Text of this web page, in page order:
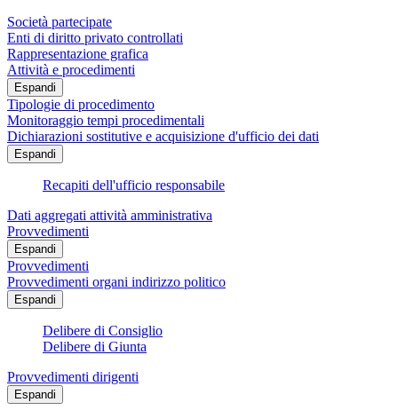
Società partecipate
Enti di diritto privato controllati
Rappresentazione grafica
Attività e procedimenti
Espandi
Tipologie di procedimento
Monitoraggio tempi procedimentali
Dichiarazioni sostitutive e acquisizione d'ufficio dei dati
Espandi
Recapiti dell'ufficio responsabile
Dati aggregati attività amministrativa
Provvedimenti
Espandi
Provvedimenti
Provvedimenti organi indirizzo politico
Espandi
Delibere di Consiglio
Delibere di Giunta
Provvedimenti dirigenti
Espandi